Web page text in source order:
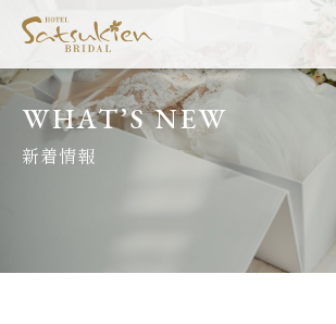
WHAT’S NEW
新着情報